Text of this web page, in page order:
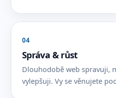
04
Správa & růst
Dlouhodobě web spravuji,
vylepšuji. Vy se věnujete